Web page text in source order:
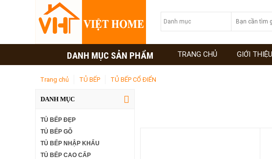
DANH MỤC SẢN PHẨM TRANG CHỦ GIỚI THIỆU
Trang chủ TỦ BẾP TỦ BẾP CỔ ĐIỂN
DANH MỤC
TỦ BẾP ĐẸP
TỦ BẾP GỖ
TỦ BẾP NHẬP KHẨU
TỦ BẾP CAO CẤP